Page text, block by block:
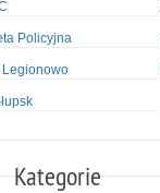
Policyjna
Legionowo
Kategorie